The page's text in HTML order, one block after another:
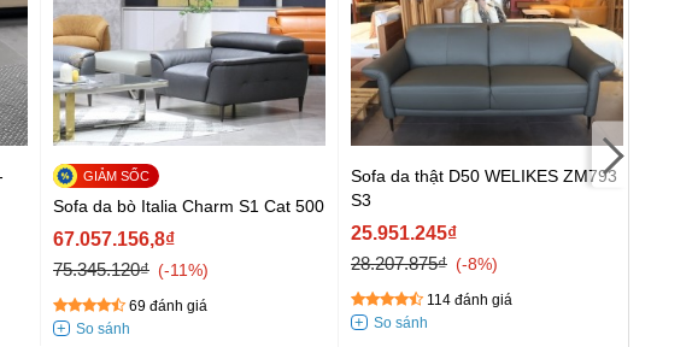
Sofa da bò Italia Charm S1 Cat 500
67.057.156,8₫
75.345.120₫
-11%
69 đánh giá
Sofa da thật D50 WELIKES ZM793
S3
25.951.245₫
28.207.875₫
-8%
114 đánh giá